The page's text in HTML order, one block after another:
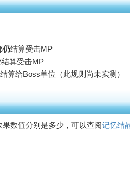
仍结算受击MP
算受击MP
算给Boss单位（此规则尚未实测）
数值分别是多少，可以查阅记忆结